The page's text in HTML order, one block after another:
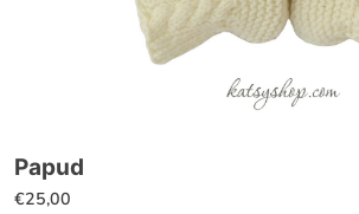
Sellel
tootel
Papud
€25,00